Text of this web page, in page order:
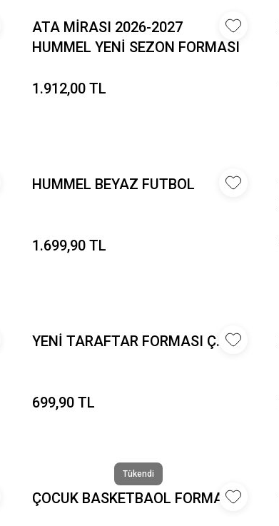
ATA MİRASI 2026-2027
HUMMEL YENİ SEZON FORMASI
1.912,00 TL
HUMMEL BEYAZ FUTBOL
1.699,90 TL
YENİ TARAFTAR FORMASI Ç.
699,90 TL
Tükendi
ÇOCUK BASKETBAOL FORMA B.